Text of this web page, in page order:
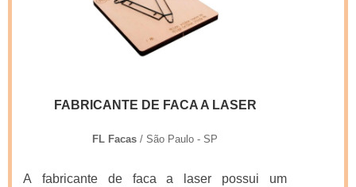
própria faca e a máquina de corte e vinco, em .
FABRICANTE DE FACA A LASER
FL Facas / São Paulo - SP
A fabricante de faca a laser possui um